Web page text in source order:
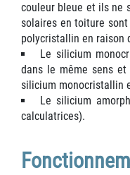
couleur bleue et ils ne
solaires en toiture
polycristallin en raison
Le silicium
dans le même sens
silicium monocristallin
Le silicium
calculatrices).